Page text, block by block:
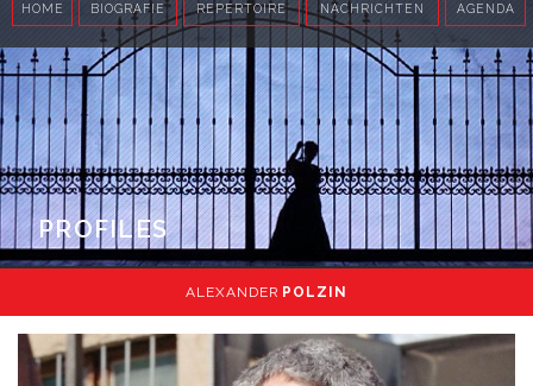
HOME BIOGRAFIE REPERTOIRE NACHRICHTEN AGENDA
PROFILES
ALEXANDER POLZIN